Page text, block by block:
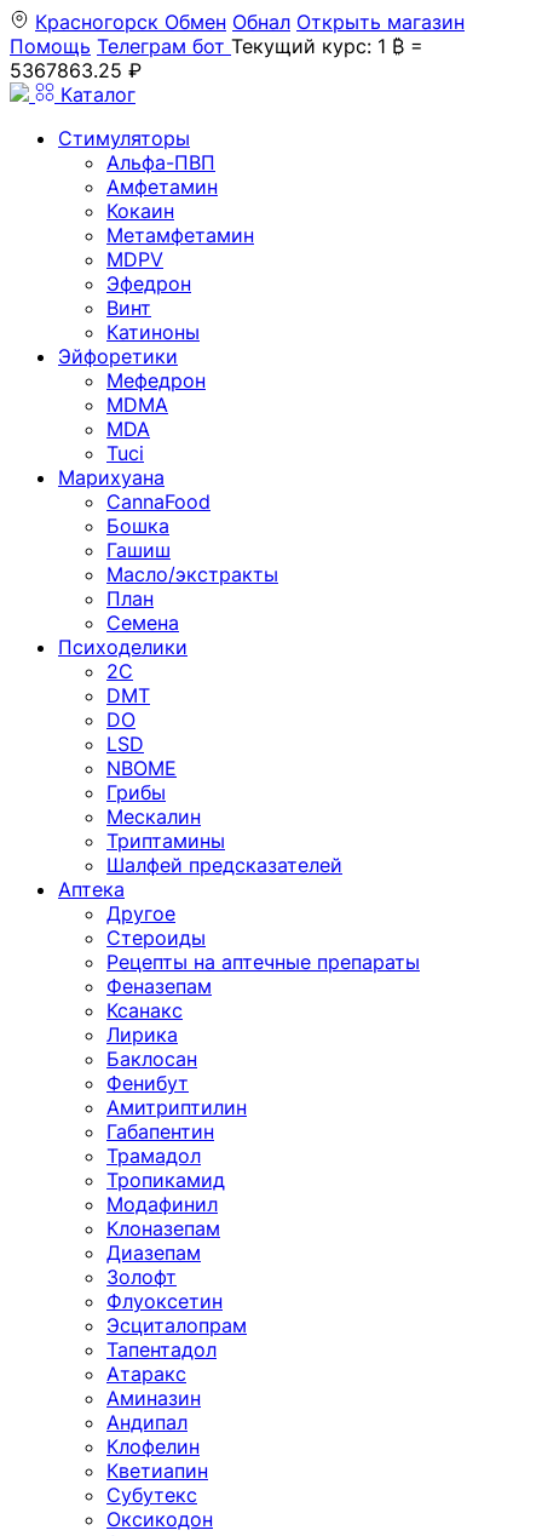
Красногорск Обмен Обнал Открыть магазин
Помощь Телеграм бот Текущий курс: 1 ₿ =
5367863.25 ₽
Каталог
Стимуляторы
Альфа-ПВП
Амфетамин
Кокаин
Метамфетамин
MDPV
Эфедрон
Винт
Катиноны
Эйфоретики
Мефедрон
MDMA
MDA
Tuci
Марихуана
CannaFood
Бошка
Гашиш
Масло/экстракты
План
Семена
Психоделики
2C
DMT
DO
LSD
NBOME
Грибы
Мескалин
Триптамины
Шалфей предсказателей
Аптека
Другое
Стероиды
Рецепты на аптечные препараты
Феназепам
Ксанакс
Лирика
Баклосан
Фенибут
Амитриптилин
Габапентин
Трамадол
Тропикамид
Модафинил
Клоназепам
Диазепам
Золофт
Флуоксетин
Эсциталопрам
Тапентадол
Атаракс
Аминазин
Андипал
Клофелин
Кветиапин
Субутекс
Оксикодон